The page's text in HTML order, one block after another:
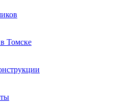
Томске